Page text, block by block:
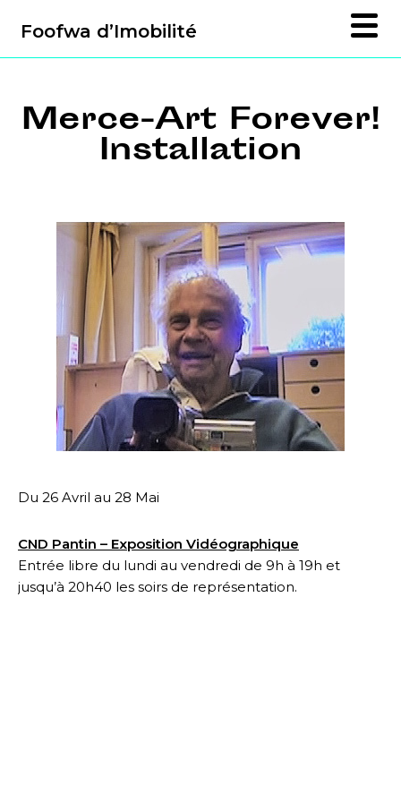
Foofwa d’Imobilité
Merce-Art Forever!
Installation
Du 26 Avril au 28 Mai
CND Pantin – Exposition Vidéographique
Entrée libre du lundi au vendredi de 9h à 19h et
jusqu’à 20h40 les soirs de représentation.